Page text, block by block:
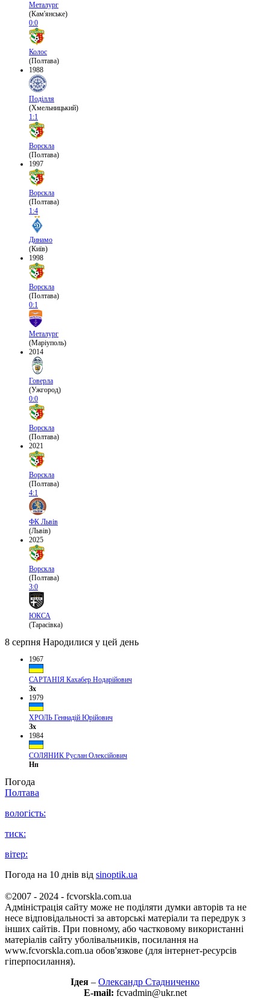
Металург
(Кам'янське)
0:0
Колос
(Полтава)
1988
Поділля
(Хмельницький)
1:1
Ворскла
(Полтава)
1997
Ворскла
(Полтава)
1:4
Динамо
(Київ)
1998
Ворскла
(Полтава)
0:1
Металург
(Маріуполь)
2014
Говерла
(Ужгород)
0:0
Ворскла
(Полтава)
2021
Ворскла
(Полтава)
4:1
ФК Львів
(Львів)
2025
Ворскла
(Полтава)
3:0
ЮКСА
(Тарасівка)
8 серпня Народилися у цей день
1967
САРТАНІЯ Кахабер Нодарійович
Зх
1979
ХРОЛЬ Геннадій Юрійович
Зх
1984
СОЛЯНИК Руслан Олексійович
Нп
Погода
Полтава
вологість:
тиск:
вітер:
Погода на 10 днів від sinoptik.ua
©2007 - 2024 - fcvorskla.com.ua
Адміністрація сайту може не поділяти думки авторів та не
несе відповідальності за авторські матеріали та передрук з
інших сайтів. При повному, або частковому використанні
матеріалів сайту уболівальників, посилання на
www.fcvorskla.com.ua обов'язкове (для інтернет-ресурсів
гіперпосилання).
Ідея – Олександр Стадниченко
E-mail: fcvadmin@ukr.net